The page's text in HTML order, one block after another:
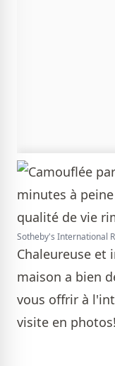
Sotheby's International
Chaleureuse et
maison a bien
vous offrir à
visite en photos!